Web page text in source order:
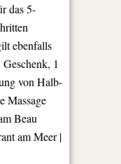
das 5-
ebenfalls
1
von Halb-
Massage
Beau
am Meer |